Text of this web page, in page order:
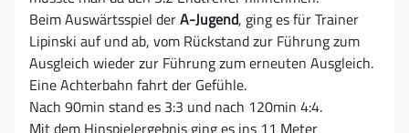
Beim Auswärtsspiel derA-Jugend, ging es für Trainer
Lipinski auf und ab, vom Rückstand zur Führung zum
Ausgleich wieder zur Führung zum erneuten Ausgleich.
Eine Achterbahn fahrt der Gefühle.
Nach 90min stand es 3:3 und nach 120min 4:4.
Mit dem Hinspielergebnis ging es ins 11 Meter